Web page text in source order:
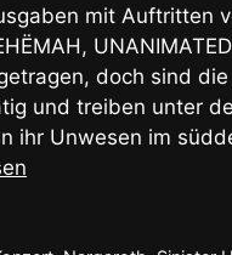
mit Auftritten
doch sind
und treiben unter
ihr Unwesen im